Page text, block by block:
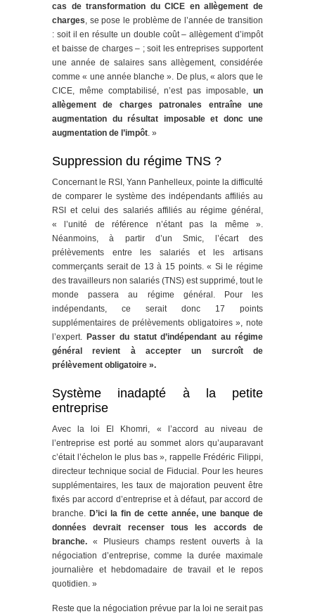
cas de transformation du CICE en allègement de
charges, se pose le problème de l’année de transition
: soit il en résulte un double coût – allègement d’impôt
et baisse de charges – ; soit les entreprises supportent
une année de salaires sans allègement, considérée
comme « une année blanche ». De plus, « alors que le
CICE, même comptabilisé, n’est pas imposable, un
allègement de charges patronales entraîne une
augmentation du résultat imposable et donc une
augmentation de l’impôt. »
Suppression du régime TNS ?
Concernant le RSI, Yann Panhelleux, pointe la difficulté
de comparer le système des indépendants affiliés au
RSI et celui des salariés affiliés au régime général,
« l’unité de référence n’étant pas la même ».
Néanmoins, à partir d’un Smic, l’écart des
prélèvements entre les salariés et les artisans
commerçants serait de 13 à 15 points. « Si le régime
des travailleurs non salariés (TNS) est supprimé, tout le
monde passera au régime général. Pour les
indépendants, ce serait donc 17 points
supplémentaires de prélèvements obligatoires », note
l’expert. Passer du statut d’indépendant au régime
général revient à accepter un surcroît de
prélèvement obligatoire ».
Système inadapté à la petite
entreprise
Avec la loi El Khomri, « l’accord au niveau de
l’entreprise est porté au sommet alors qu’auparavant
c’était l’échelon le plus bas », rappelle Frédéric Filippi,
directeur technique social de Fiducial. Pour les heures
supplémentaires, les taux de majoration peuvent être
fixés par accord d’entreprise et à défaut, par accord de
branche. D’ici la fin de cette année, une banque de
données devrait recenser tous les accords de
branche. « Plusieurs champs restent ouverts à la
négociation d’entreprise, comme la durée maximale
journalière et hebdomadaire de travail et le repos
quotidien. »
Reste que la négociation prévue par la loi ne serait pas